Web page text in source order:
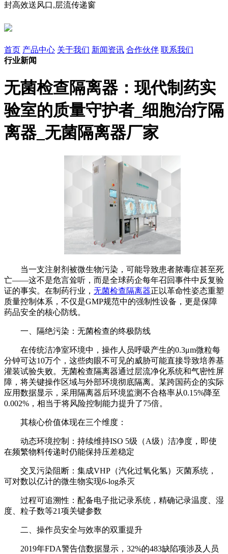
封高效送风口,层流传递窗
首页 产品中心 关于我们 新闻资讯 合作伙伴 联系我们
行业新闻
无菌检查隔离器：现代制药实
验室的质量守护者_细胞治疗隔
离器_无菌隔离器厂家
当一支注射剂被微生物污染，可能导致患者脓毒症甚至死
亡——这不是危言耸听，而是全球药企每年召回事件中反复验
证的事实。在制药行业， 无菌检查隔离器正以革命性姿态重塑
质量控制体系，不仅是GMP规范中的强制性设备，更是保障
药品安全的核心防线。
一、隔绝污染：无菌检查的终极防线
在传统洁净室环境中，操作人员呼吸产生的0.3μm微粒每
分钟可达10万个，这些肉眼不可见的威胁可能直接导致培养基
灌装试验失败。无菌检查隔离器通过层流净化系统和气密性屏
障，将关键操作区域与外部环境彻底隔离。某跨国药企的实际
应用数据显示，采用隔离器后环境监测不合格率从0.15%降至
0.002%，相当于将风险控制能力提升了75倍。
其核心价值体现在三个维度：
动态环境控制：持续维持ISO 5级（A级）洁净度，即使
在频繁物料传递时仍能保持压差稳定
交叉污染阻断：集成VHP（汽化过氧化氢）灭菌系统，
可对数以亿计的微生物实现6-log杀灭
过程可追溯性：配备电子批记录系统，精确记录温度、湿
度、粒子数等21项关键参数
二、操作员安全与效率的双重提升
2019年FDA警告信数据显示，32%的483缺陷项涉及人员